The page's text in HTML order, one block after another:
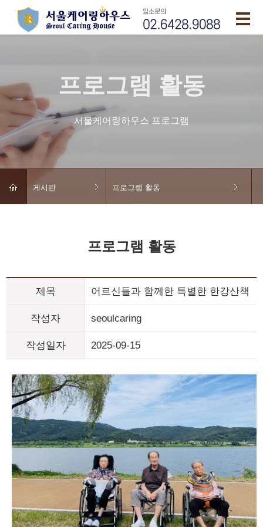
프로그램 활동
서울케어링하우스 프로그램
게시판 프로그램 활동
프로그램 활동
제목 어르신들과 함께한 특별한 한강산책
작성자 seoulcaring
작성일자 2025-09-15